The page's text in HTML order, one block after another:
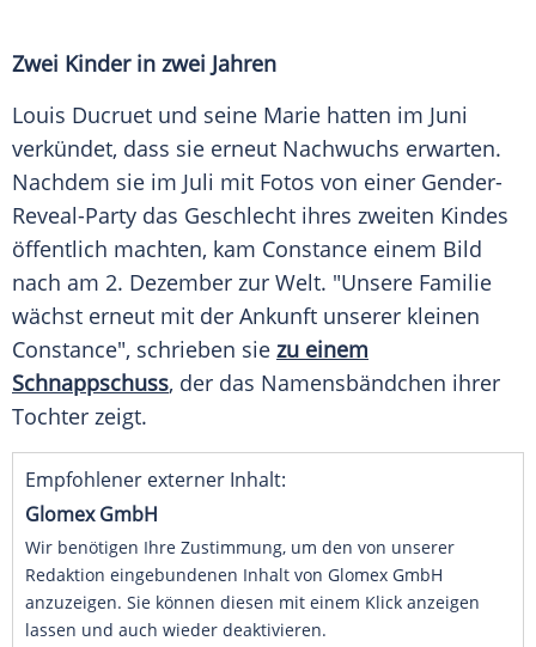
Zwei Kinder in zwei Jahren
Louis Ducruet und seine Marie hatten im Juni
verkündet, dass sie erneut Nachwuchs erwarten.
Nachdem sie im Juli mit Fotos von einer Gender-
Reveal-Party das Geschlecht ihres zweiten Kindes
öffentlich machten, kam Constance einem Bild
nach am 2. Dezember zur Welt. "Unsere Familie
wächst erneut mit der Ankunft unserer kleinen
Constance", schrieben sie zu einem
Schnappschuss, der das Namensbändchen ihrer
Tochter zeigt.
Empfohlener externer Inhalt:
Glomex GmbH
Wir benötigen Ihre Zustimmung, um den von unserer
Redaktion eingebundenen Inhalt von Glomex GmbH
anzuzeigen. Sie können diesen mit einem Klick anzeigen
lassen und auch wieder deaktivieren.